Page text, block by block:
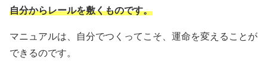
自分からレールを敷くものです。
マニュアルは、自分でつくってこそ、運命を変えることが
できるのです。